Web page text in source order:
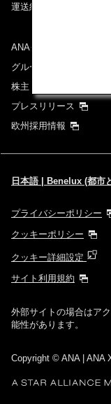
運送約款
ANAグループについて
グループ企業一覧
株主・投資家情報
プレスリリース
欧州採用情報
日本語 | Benelux (都市
プライバシーポリシー
クッキーポリシー
クッキー詳細設定
サイト利用規約
外部サイトの場合はア
能性があります。
Copyright © ANA | ANA